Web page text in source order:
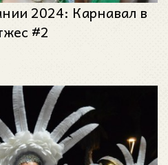
2024: Карнавал в
#2